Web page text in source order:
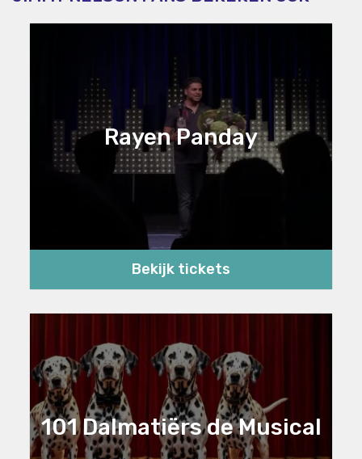
Rayen Panday
Bekijk tickets
101 Dalmatiërs de Musical